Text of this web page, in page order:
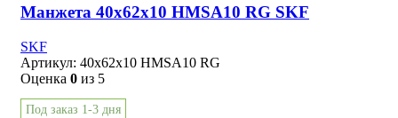
Манжета 40x62x10 HMSA10 RG SKF
SKF
Артикул: 40x62x10 HMSA10 RG
Оценка 0 из 5
Под заказ 1-3 дня